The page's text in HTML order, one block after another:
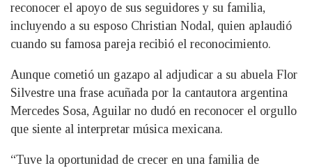
reconocer el apoyo de sus seguidores y su familia,
incluyendo a su esposo Christian Nodal, quien aplaudió
cuando su famosa pareja recibió el reconocimiento.
Aunque cometió un gazapo al adjudicar a su abuela Flor
Silvestre una frase acuñada por la cantautora argentina
Mercedes Sosa, Aguilar no dudó en reconocer el orgullo
que siente al interpretar música mexicana.
“Tuve la oportunidad de crecer en una familia de